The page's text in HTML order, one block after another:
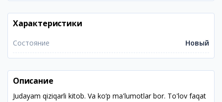
Характеристики
Состояние Новый
Описание
Judayam qiziqarli kitob. Va ko‘p ma'lumotlar bor. To'lov faqat